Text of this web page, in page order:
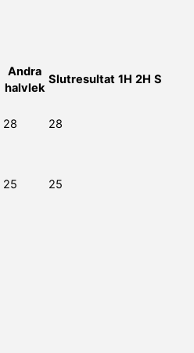
Andra
halvlek
Slutresultat 1H 2H S
28 28
25 25